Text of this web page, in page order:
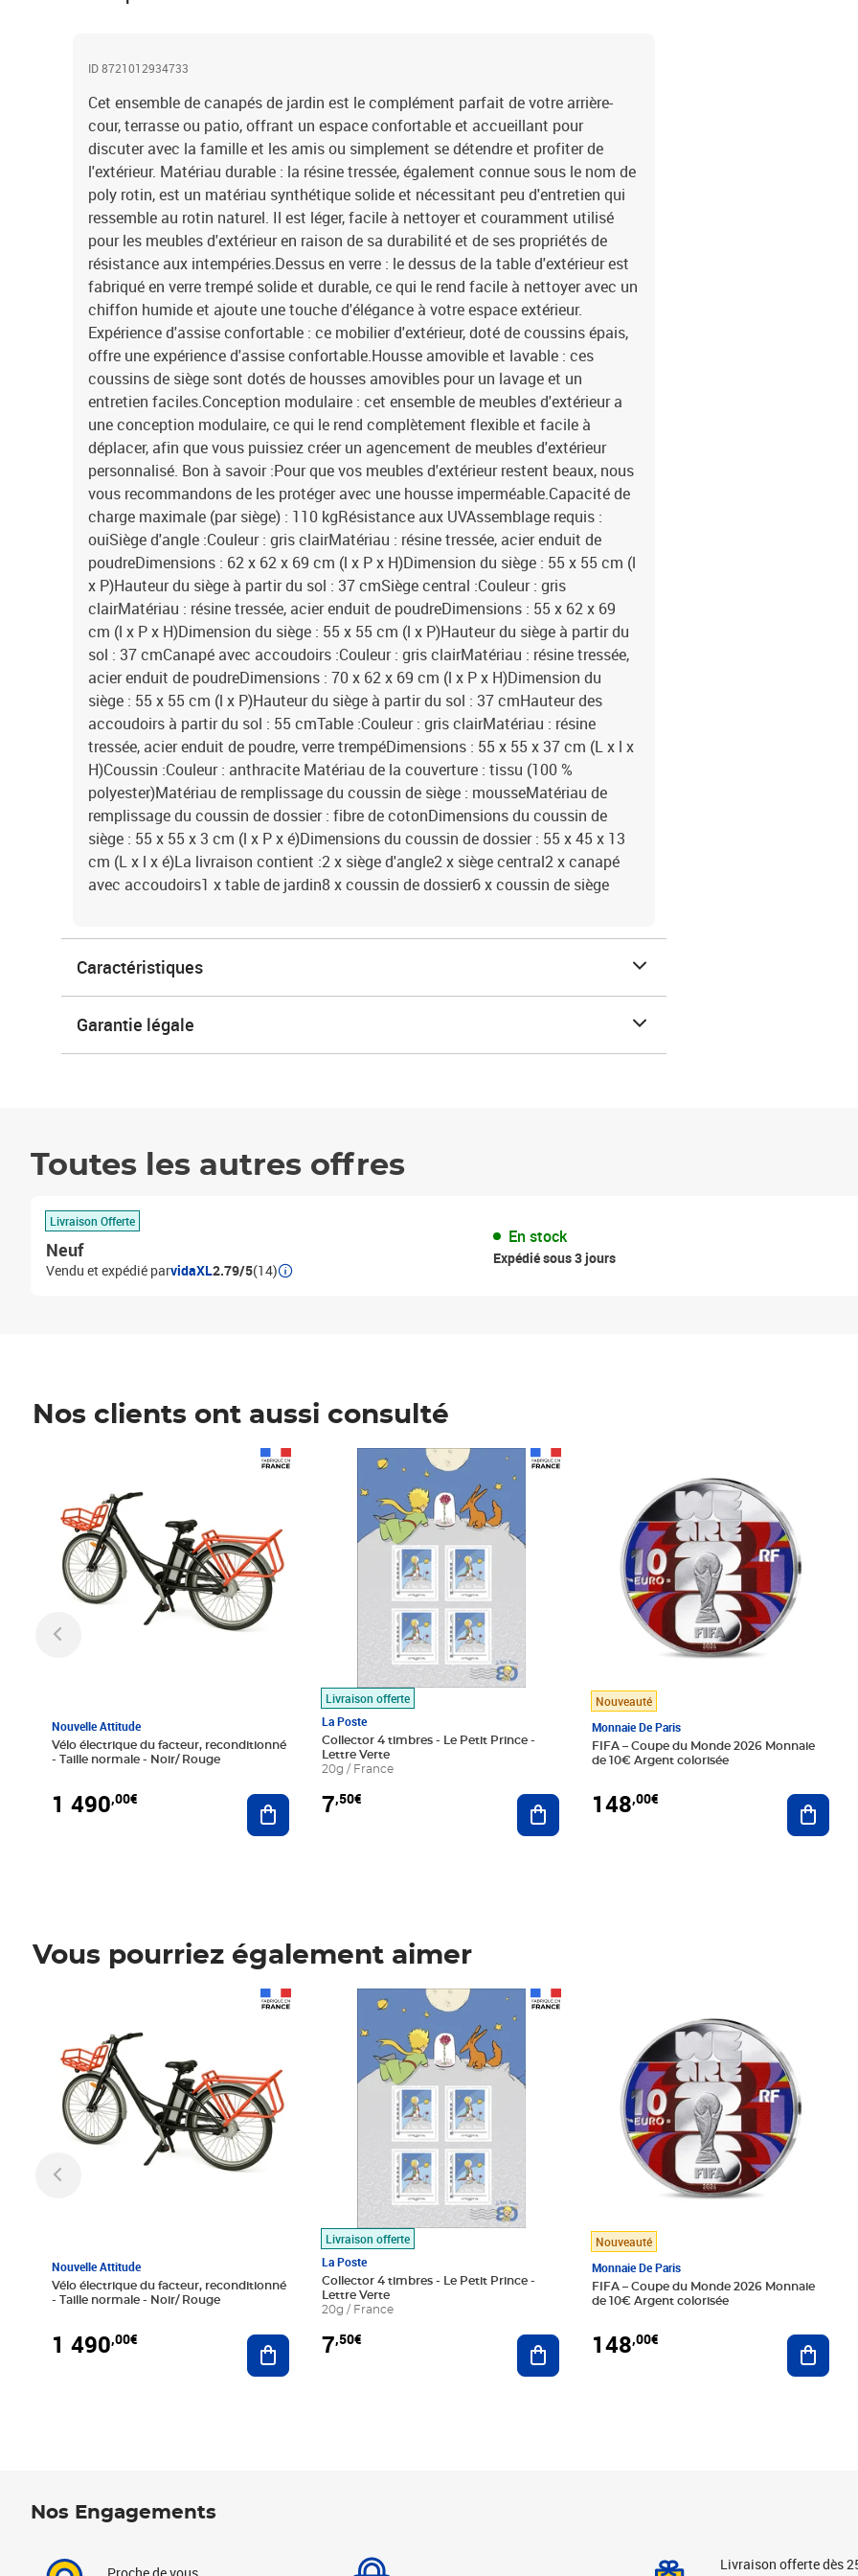
ID 8721012934733
Cet ensemble de canapés de jardin est le complément parfait de votre arrière-
cour, terrasse ou patio, offrant un espace confortable et accueillant pour
discuter avec la famille et les amis ou simplement se détendre et profiter de
l'extérieur. Matériau durable : la résine tressée, également connue sous le nom de
poly rotin, est un matériau synthétique solide et nécessitant peu d'entretien qui
ressemble au rotin naturel. Il est léger, facile à nettoyer et couramment utilisé
pour les meubles d'extérieur en raison de sa durabilité et de ses propriétés de
résistance aux intempéries.Dessus en verre : le dessus de la table d'extérieur est
fabriqué en verre trempé solide et durable, ce qui le rend facile à nettoyer avec un
chiffon humide et ajoute une touche d'élégance à votre espace extérieur.
Expérience d'assise confortable : ce mobilier d'extérieur, doté de coussins épais,
offre une expérience d'assise confortable.Housse amovible et lavable : ces
coussins de siège sont dotés de housses amovibles pour un lavage et un
entretien faciles.Conception modulaire : cet ensemble de meubles d'extérieur a
une conception modulaire, ce qui le rend complètement flexible et facile à
déplacer, afin que vous puissiez créer un agencement de meubles d'extérieur
personnalisé. Bon à savoir :Pour que vos meubles d'extérieur restent beaux, nous
vous recommandons de les protéger avec une housse imperméable.Capacité de
charge maximale (par siège) : 110 kgRésistance aux UVAssemblage requis :
ouiSiège d'angle :Couleur : gris clairMatériau : résine tressée, acier enduit de
poudreDimensions : 62 x 62 x 69 cm (l x P x H)Dimension du siège : 55 x 55 cm (l
x P)Hauteur du siège à partir du sol : 37 cmSiège central :Couleur : gris
clairMatériau : résine tressée, acier enduit de poudreDimensions : 55 x 62 x 69
cm (l x P x H)Dimension du siège : 55 x 55 cm (l x P)Hauteur du siège à partir du
sol : 37 cmCanapé avec accoudoirs :Couleur : gris clairMatériau : résine tressée,
acier enduit de poudreDimensions : 70 x 62 x 69 cm (l x P x H)Dimension du
siège : 55 x 55 cm (l x P)Hauteur du siège à partir du sol : 37 cmHauteur des
accoudoirs à partir du sol : 55 cmTable :Couleur : gris clairMatériau : résine
tressée, acier enduit de poudre, verre trempéDimensions : 55 x 55 x 37 cm (L x l x
H)Coussin :Couleur : anthracite Matériau de la couverture : tissu (100 %
polyester)Matériau de remplissage du coussin de siège : mousseMatériau de
remplissage du coussin de dossier : fibre de cotonDimensions du coussin de
siège : 55 x 55 x 3 cm (l x P x é)Dimensions du coussin de dossier : 55 x 45 x 13
cm (L x l x é)La livraison contient :2 x siège d'angle2 x siège central2 x canapé
avec accoudoirs1 x table de jardin8 x coussin de dossier6 x coussin de siège
Caractéristiques
Garantie légale
Toutes les autres offres
Livraison Offerte
Neuf
Vendu et expédié parvidaXL2.79/5(14)
En stock
Expédié sous 3 jours
Nos clients ont aussi consulté
Nouvelle Attitude
Vélo électrique du facteur, reconditionné
- Taille normale - Noir/ Rouge
1 490,00€ Ajouter au panier
Livraison offerte
La Poste
Collector 4 timbres - Le Petit Prince -
Lettre Verte
20g / France
7,50€
Prix 7,50€
Ajouter au panier
Nouveauté
Monnaie De Paris
FIFA – Coupe du Monde 2026 Monnaie
de 10€ Argent colorisée
148,00€
Vous pourriez également aimer
Nouvelle Attitude
Vélo électrique du facteur, reconditionné
- Taille normale - Noir/ Rouge
1 490,00€ Ajouter au panier
Livraison offerte
La Poste
Collector 4 timbres - Le Petit Prince -
Lettre Verte
20g / France
7,50€
Prix 7,50€
Ajouter au panier
Nouveauté
Monnaie De Paris
FIFA – Coupe du Monde 2026 Monnaie
de 10€ Argent colorisée
148,00€
Nos Engagements
Livraison offerte dès